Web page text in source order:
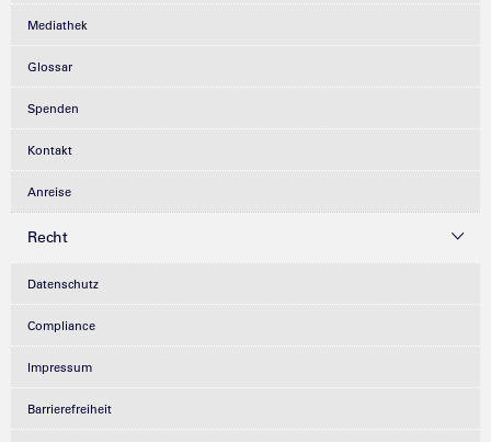
Mediathek
Glossar
Spenden
Kontakt
Anreise
Recht
Datenschutz
Compliance
Impressum
Barrierefreiheit